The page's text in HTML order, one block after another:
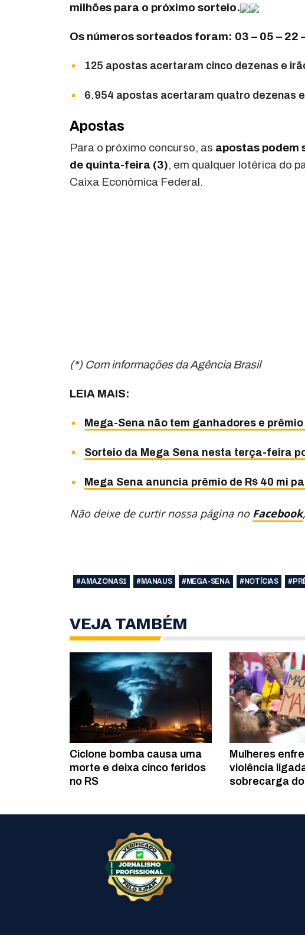
milhões para o próximo sorteio.
Os números sorteados foram: 03 – 05 – 22
125 apostas acertaram cinco dezenas e
6.954 apostas acertaram quatro dezenas
Apostas
Para o próximo concurso, as apostas podem
de quinta-feira (3), em qualquer lotérica do
Caixa Econômica Federal.
(*) Com informações da Agência Brasil
LEIA MAIS:
Mega-Sena não tem ganhadores e
Sorteio da Mega Sena nesta terça-feira
Mega Sena anuncia prêmio de R$ 40 mi
Não deixe de curtir nossa página no Facebook
#AMAZONAS1 #MANAUS #MEGA-SENA #NOTÍCIAS
VEJA TAMBÉM
Ciclone bomba causa uma
morte e deixa cinco feridos
no RS
Mulheres
violência
sobrecarga